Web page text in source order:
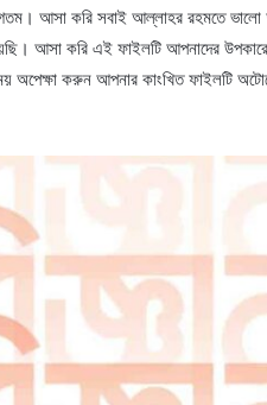
আসা করি সবাই আল্লাহর রহমতে ভালো
আসা করি এই ফাইলটি আপনাদের
করুন আপনার কাংখিত ফাইলটি